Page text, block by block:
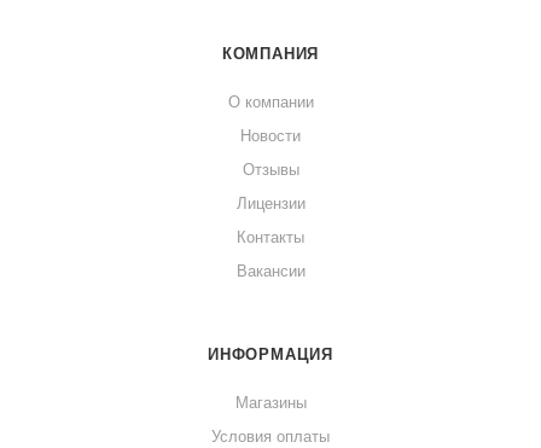
ежедневно, фарфор не боится сколов и царапин.
Подойдёт блюдо для подачи мясной, рыбной и фруктовых
тарелок. Десертов и блинов.
Рекомендуется мыть фарфор тёплой водой с применением
мягкого моющего средства.
КОМПАНИЯ
О компании
Новости
Отзывы
Лицензии
Контакты
Вакансии
ИНФОРМАЦИЯ
Магазины
Условия оплаты